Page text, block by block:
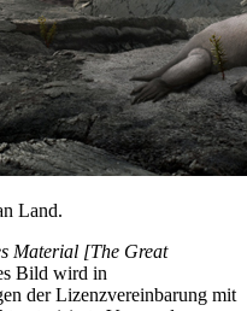
Land.
Material [The Great
Bild wird in
der Lizenzvereinbarung mit